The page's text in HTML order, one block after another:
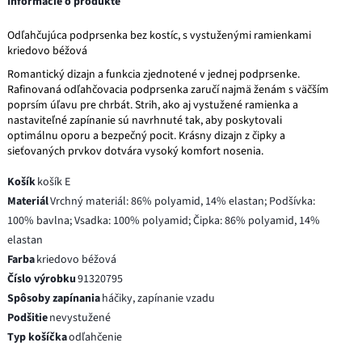
Odľahčujúca podprsenka bez kostíc, s vystuženými ramienkami
kriedovo béžová
Romantický dizajn a funkcia zjednotené v jednej podprsenke.
Rafinovaná odľahčovacia podprsenka zaručí najmä ženám s väčším
poprsím úľavu pre chrbát. Strih, ako aj vystužené ramienka a
nastaviteľné zapínanie sú navrhnuté tak, aby poskytovali
optimálnu oporu a bezpečný pocit. Krásny dizajn z čipky a
sieťovaných prvkov dotvára vysoký komfort nosenia.
Košíkkošík E
MateriálVrchný materiál: 86% polyamid, 14% elastan; Podšívka:
100% bavlna; Vsadka: 100% polyamid; Čipka: 86% polyamid, 14%
elastan
Farbakriedovo béžová
Číslo výrobku91320795
Spôsoby zapínaniaháčiky, zapínanie vzadu
Podšitienevystužené
Typ košíčkaodľahčenie